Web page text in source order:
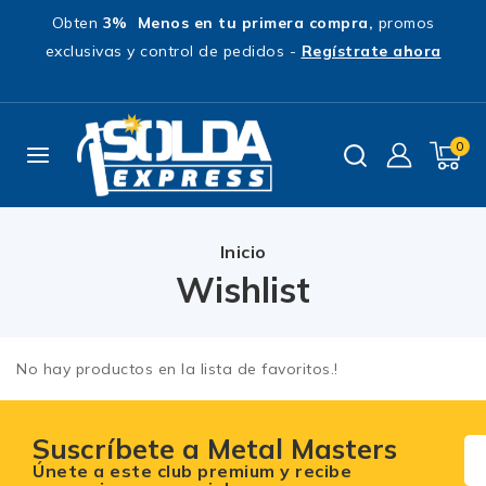
Obten 3% Menos en tu primera compra, promos
exclusivas y control de pedidos - Regístrate ahora
0
Inicio
Wishlist
No hay productos en la lista de favoritos.!
Suscríbete a Metal Masters
Únete a este club premium y recibe